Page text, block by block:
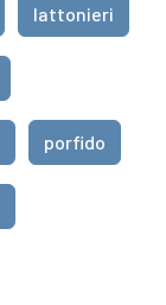
lattonieri
porfido